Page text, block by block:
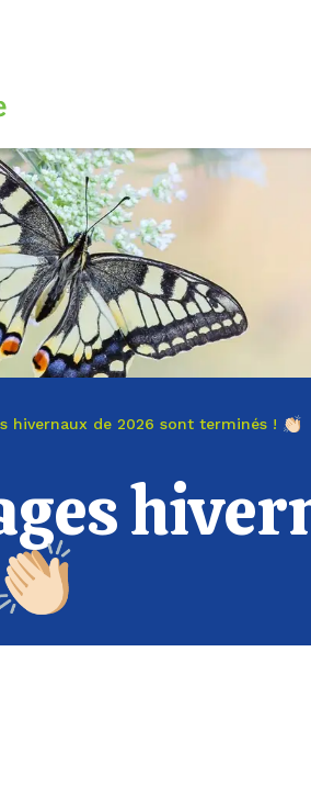
hivernaux de 2026 sont terminés ! 👏🏻